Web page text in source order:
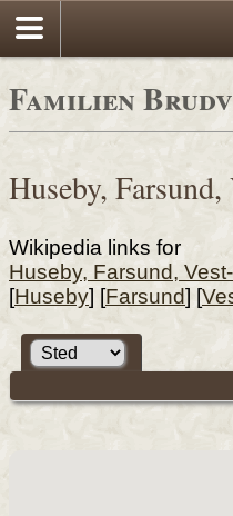
Familien
Huseby,
Wikipedia links for
Huseby, Farsund,
[Huseby] [Farsund] [